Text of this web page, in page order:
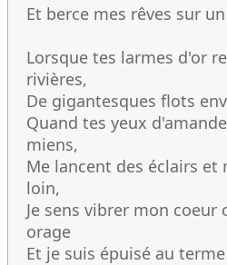
Et berce mes rêves sur
Lorsque tes larmes d'or
rivières,
De gigantesques flots
Quand tes yeux
miens,
Me lancent des éclairs et
loin,
Je sens vibrer mon coeur
orage
Et je suis épuisé au